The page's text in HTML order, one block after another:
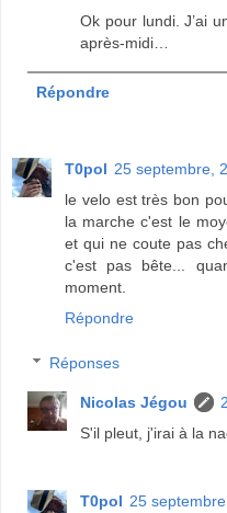
Ok pour lundi. J’ai
après-midi…
Répondre
T0pol 25 septembre,
le velo est très bon
la marche c'est le
et qui ne coute pas
c'est pas bête...
moment.
Répondre
Réponses
Nicolas Jégou
S'il pleut, j'irai à la
T0pol 25